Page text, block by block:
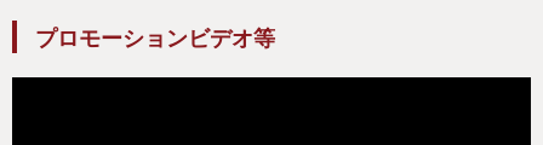
プロモーションビデオ等